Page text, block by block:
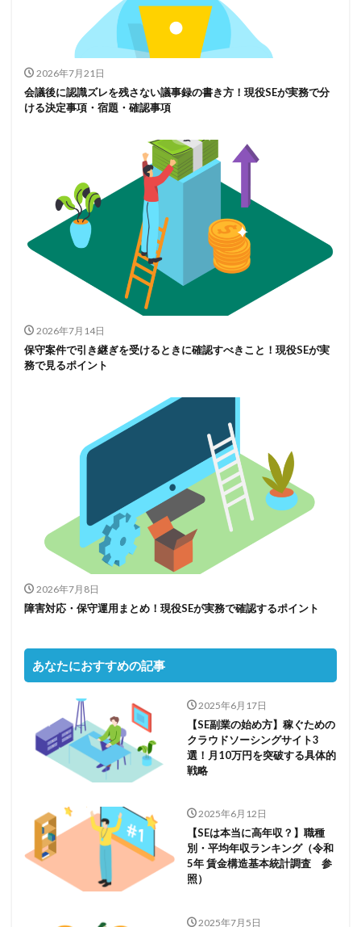
2026年7月21日
会議後に認識ズレを残さない議事録の書き方！現役SEが実務で分
ける決定事項・宿題・確認事項
2026年7月14日
保守案件で引き継ぎを受けるときに確認すべきこと！現役SEが実
務で見るポイント
2026年7月8日
障害対応・保守運用まとめ！現役SEが実務で確認するポイント
あなたにおすすめの記事
2025年6月17日
【SE副業の始め方】稼ぐための
クラウドソーシングサイト3
選！月10万円を突破する具体的
戦略
2025年6月12日
【SEは本当に高年収？】職種
別・平均年収ランキング（令和
5年 賃金構造基本統計調査 参
照）
2025年7月5日